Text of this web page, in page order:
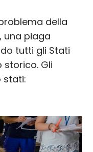
della
, una piaga
tutti gli Stati
storico. Gli
stati: